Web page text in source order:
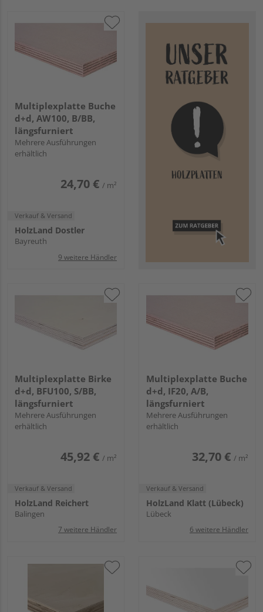
Multiplexplatte Buche
d+d, AW100, B/BB,
längsfurniert
Mehrere Ausführungen
erhältlich
24,70 € / m²
Verkauf & Versand
HolzLand Dostler
Bayreuth
9 weitere Händler
Multiplexplatte Birke
d+d, BFU100, S/BB,
längsfurniert
Mehrere Ausführungen
erhältlich
45,92 € / m²
Verkauf & Versand
HolzLand Reichert
Balingen
7 weitere Händler
Multiplexplatte Buche
d+d, IF20, A/B,
längsfurniert
Mehrere Ausführungen
erhältlich
32,70 € / m²
Verkauf & Versand
HolzLand Klatt (Lübeck)
Lübeck
6 weitere Händler